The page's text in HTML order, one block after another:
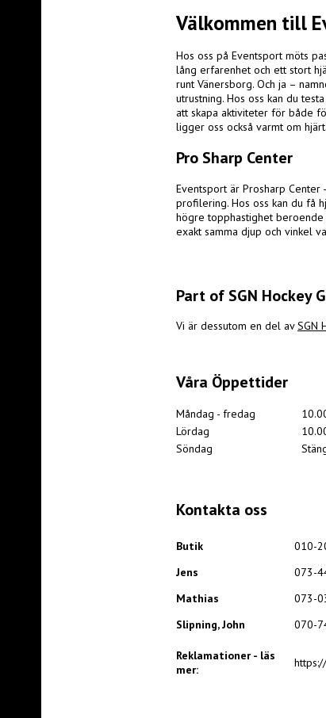
Välkommen till
Hos oss på Eventsport möts
lång erfarenhet och ett stort
runt Vänersborg. Och ja –
utrustning. Hos oss kan du
att skapa aktiviteter för både
ligger oss också varmt om
Pro Sharp Center
Eventsport är Prosharp Center -
profilering. Hos oss kan du få
högre topphastighet
exakt samma djup och vinkel
Part of SGN Hockey
Vi är dessutom en del avSGN
Våra Öppettider
Måndag - fredag
Lördag
Söndag
Kontakta oss
Butik
010-
Jens
073-
Mathias
073-
Slipning, John
070-
Reklamationer - läs
mer: